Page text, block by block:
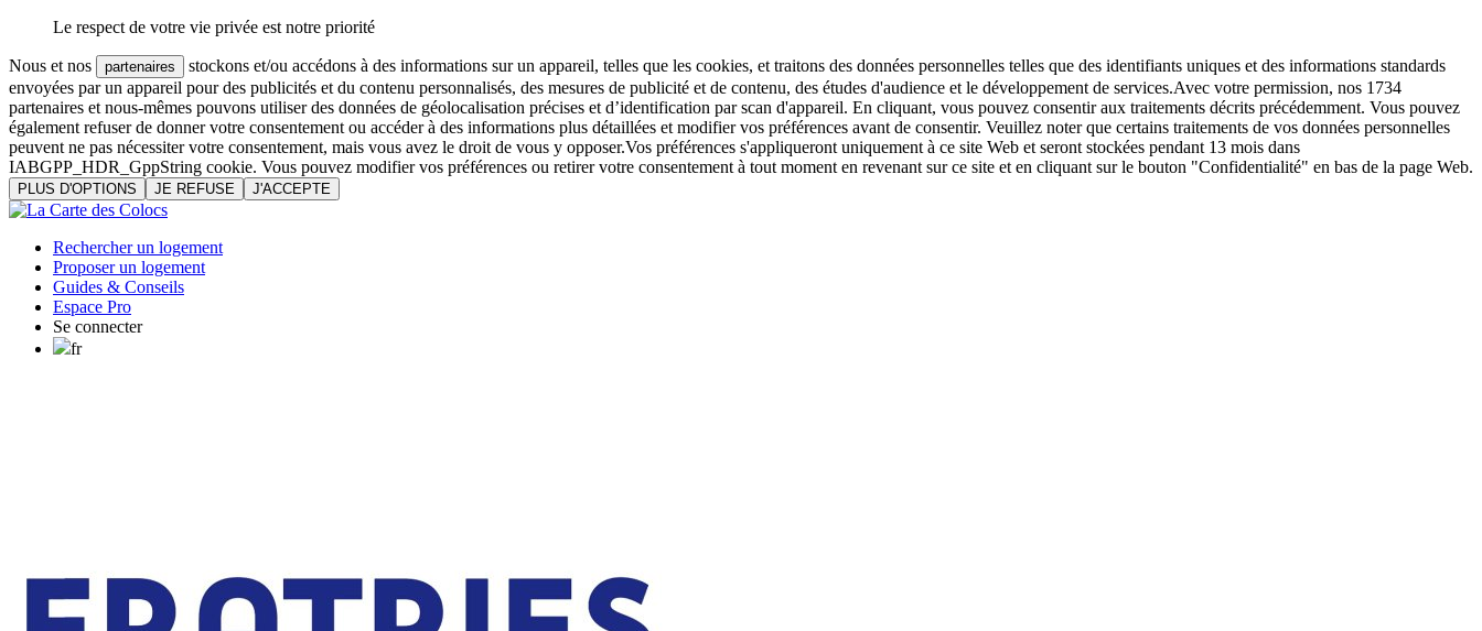
Le respect de votre vie privée est notre priorité
Nous et nos partenaires
stockons et/ou accédons à des informations sur un appareil, telles que les cookies, et traitons des données personnelles telles que des identifiants uniques et des informations standards
envoyées par un appareil pour des publicités et du contenu personnalisés, des mesures de publicité et de contenu, des études d'audience et le développement de services.Avec votre permission, nos 1734
partenaires et nous-mêmes pouvons utiliser des données de géolocalisation précises et d’identification par scan d'appareil. En cliquant, vous pouvez consentir aux traitements décrits précédemment. Vous pouvez
également refuser de donner votre consentement ou accéder à des informations plus détaillées et modifier vos préférences avant de consentir. Veuillez noter que certains traitements de vos données personnelles
peuvent ne pas nécessiter votre consentement, mais vous avez le droit de vous y opposer.Vos préférences s'appliqueront uniquement à ce site Web et seront stockées pendant 13 mois dans
IABGPP_HDR_GppString cookie. Vous pouvez modifier vos préférences ou retirer votre consentement à tout moment en revenant sur ce site et en cliquant sur le bouton "Confidentialité" en bas de la page Web.
PLUS D'OPTIONS JE REFUSE J'ACCEPTE
Rechercher un logement
Proposer un logement
Guides & Conseils
Espace Pro
Se connecter
fr